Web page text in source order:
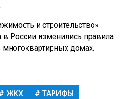
и строительство»
в России изменились правила
многоквартирных домах.
ЖКХ
ТАРИФЫ